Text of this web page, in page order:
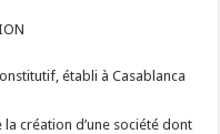
établi à Casablanca
la création d’une société dont